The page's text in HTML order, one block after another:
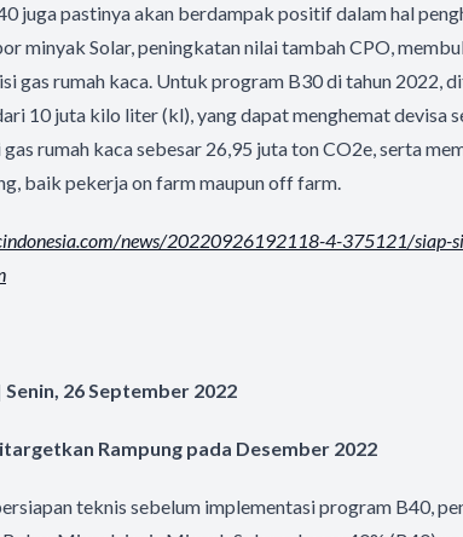
juga pastinya akan berdampak positif dalam hal
minyak Solar, peningkatan nilai tambah CPO,
gas rumah kaca. Untuk program B30 di tahun 2022,
10 juta kilo liter (kl), yang dapat menghemat devisa
gas rumah kaca sebesar 26,95 juta ton CO2e, serta
baik pekerja on farm maupun off farm.
news/20220926192118-4-375121/siap-
26 September 2022
Rampung pada Desember 2022
teknis sebelum implementasi program B40,